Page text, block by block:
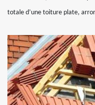
totale d’une toiture plate,